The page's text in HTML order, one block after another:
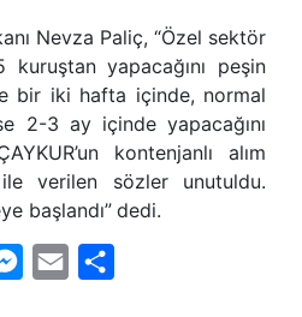
Nevza Paliç, “Özel sektör
yapacağını peşin
bir iki hafta içinde, normal
2-3 ay içinde yapacağını
kontenjanlı alım
verilen sözler unutuldu.
başlandı” dedi.
Messenger
Email